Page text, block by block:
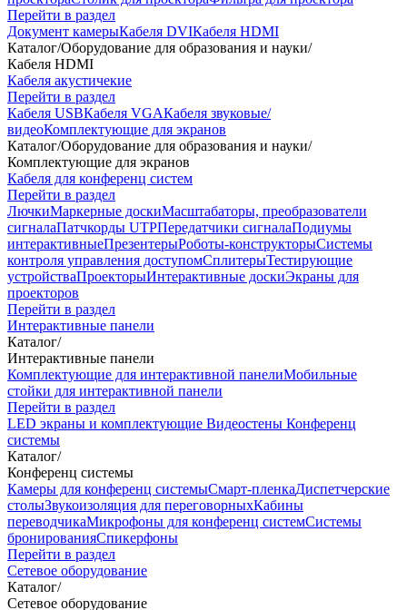
Перейти в раздел
Документ камерыКабеля DVIКабеля HDMI
Каталог/Оборудование для образования и науки/
Кабеля HDMI
Кабеля акустичекие
Перейти в раздел
Кабеля USBКабеля VGAКабеля звуковые/
видеоКомплектующие для экранов
Каталог/Оборудование для образования и науки/
Комплектующие для экранов
Кабеля для конференц систем
Перейти в раздел
ЛючкиМаркерные доскиМасштабаторы, преобразователи
сигналаПатчкорды UTPПередатчики сигналаПодиумы
интерактивныеПрезентерыРоботы-конструкторыСистемы
контроля управления доступомСплитерыТестирующие
устройстваПроекторыИнтерактивные доскиЭкраны для
проекторов
Перейти в раздел
Интерактивные панели
Каталог/
Интерактивные панели
Комплектующие для интерактивной панелиМобильные
стойки для интерактивной панели
Перейти в раздел
LED экраны и комплектующие Видеостены Конференц
системы
Каталог/
Конференц системы
Камеры для конференц системыCмарт-пленкаДиспетчерские
столыЗвукоизоляция для переговорныхКабины
переводчикаМикрофоны для конференц системСистемы
бронированияСпикерфоны
Перейти в раздел
Сетевое оборудование
Каталог/
Сетевое оборудование